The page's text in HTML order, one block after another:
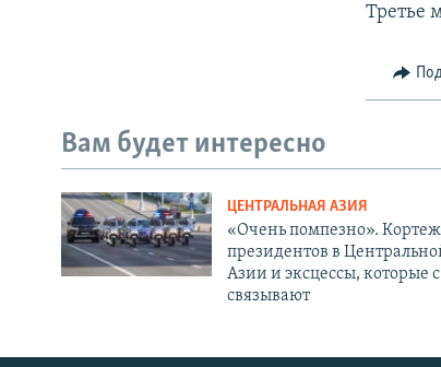
Третье
Вам будет интересно
ЦЕНТРАЛЬНАЯ АЗИЯ
«Очень помпезно».
президентов в
Азии и эксцессы, которые
связывают